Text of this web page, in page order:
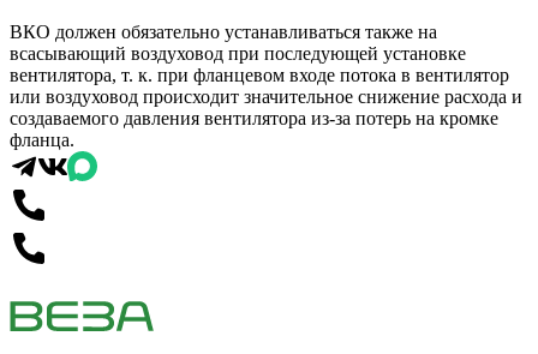
ВКО должен обязательно устанавливаться также на
всасывающий воздуховод при последующей установке
вентилятора, т. к. при фланцевом входе потока в вентилятор
или воздуховод происходит значительное снижение расхода и
создаваемого давления вентилятора из-за потерь на кромке
фланца.